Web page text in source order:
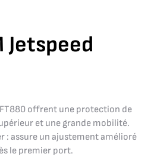
Jetspeed
FT880 offrent une protection de
et une grande mobilité.
: assure un ajustement amélioré
le premier port.